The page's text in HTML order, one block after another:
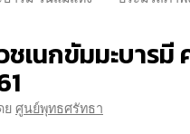
เนกขัมมะบารมี
ยศูนย์พุทธศรัทธา